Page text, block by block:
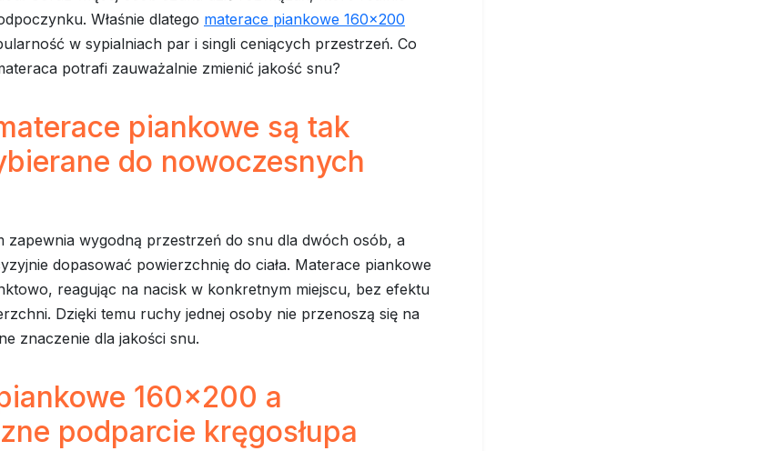
Właśnie dlatego materace piankowe 160x200
w sypialniach par i singli ceniących przestrzeń. Co
potrafi zauważalnie zmienić jakość snu?
piankowe są tak
do nowoczesnych
zapewnia wygodną przestrzeń do snu dla dwóch osób, a
dopasować powierzchnię do ciała. Materace piankowe
reagując na nacisk w konkretnym miejscu, bez efektu
Dzięki temu ruchy jednej osoby nie przenoszą się na
znaczenie dla jakości snu.
160x200 a
podparcie kręgosłupa